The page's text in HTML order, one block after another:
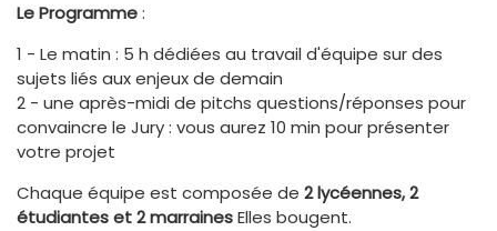
Le Programme:
1 - Le matin : 5 h dédiées au travail d'équipe sur des
sujets liés aux enjeux de demain
2 - une après-midi de pitchs questions/réponses pour
convaincre le Jury : vous aurez 10 min pour présenter
votre projet
Chaque équipe est composée de 2 lycéennes, 2
étudiantes et 2 marrainesElles bougent.